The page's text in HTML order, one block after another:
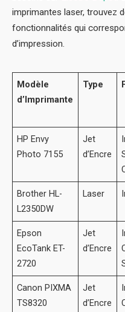
imprimantes laser, trouvez
fonctionnalités qui
d’impression.
Modèle
d’Imprimante
Type
HP Envy
Photo 7155
Jet
d’Encre
Brother HL-
L2350DW
Laser
Epson
EcoTank ET-
2720
Jet
d’Encre
Canon PIXMA
TS8320
Jet
d’Encre